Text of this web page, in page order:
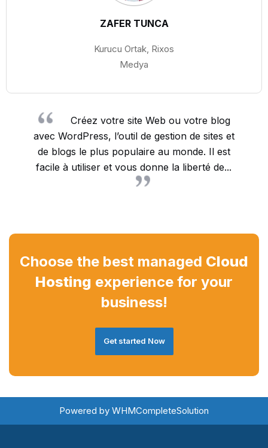
ZAFER TUNCA
Kurucu Ortak, Rixos
Medya
Créez votre site Web ou votre blog
avec WordPress, l’outil de gestion de sites et
de blogs le plus populaire au monde. Il est
facile à utiliser et vous donne la liberté de...
Choose the best managed Cloud
Hosting experience for your
business!
Get started Now
Powered by WHMCompleteSolution